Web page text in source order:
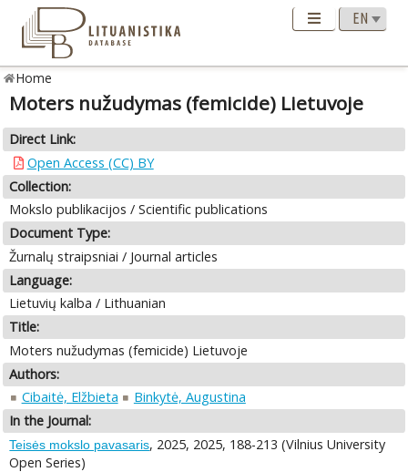
Home
Moters nužudymas (femicide) Lietuvoje
Direct Link:
Open Access (CC) BY
Collection:
Mokslo publikacijos / Scientific publications
Document Type:
Žurnalų straipsniai / Journal articles
Language:
Lietuvių kalba / Lithuanian
Title:
Moters nužudymas (femicide) Lietuvoje
Authors:
Cibaitė, Elžbieta
Binkytė, Augustina
In the Journal:
Teisės mokslo pavasaris, 2025, 2025, 188-213 (Vilnius University
Open Series)